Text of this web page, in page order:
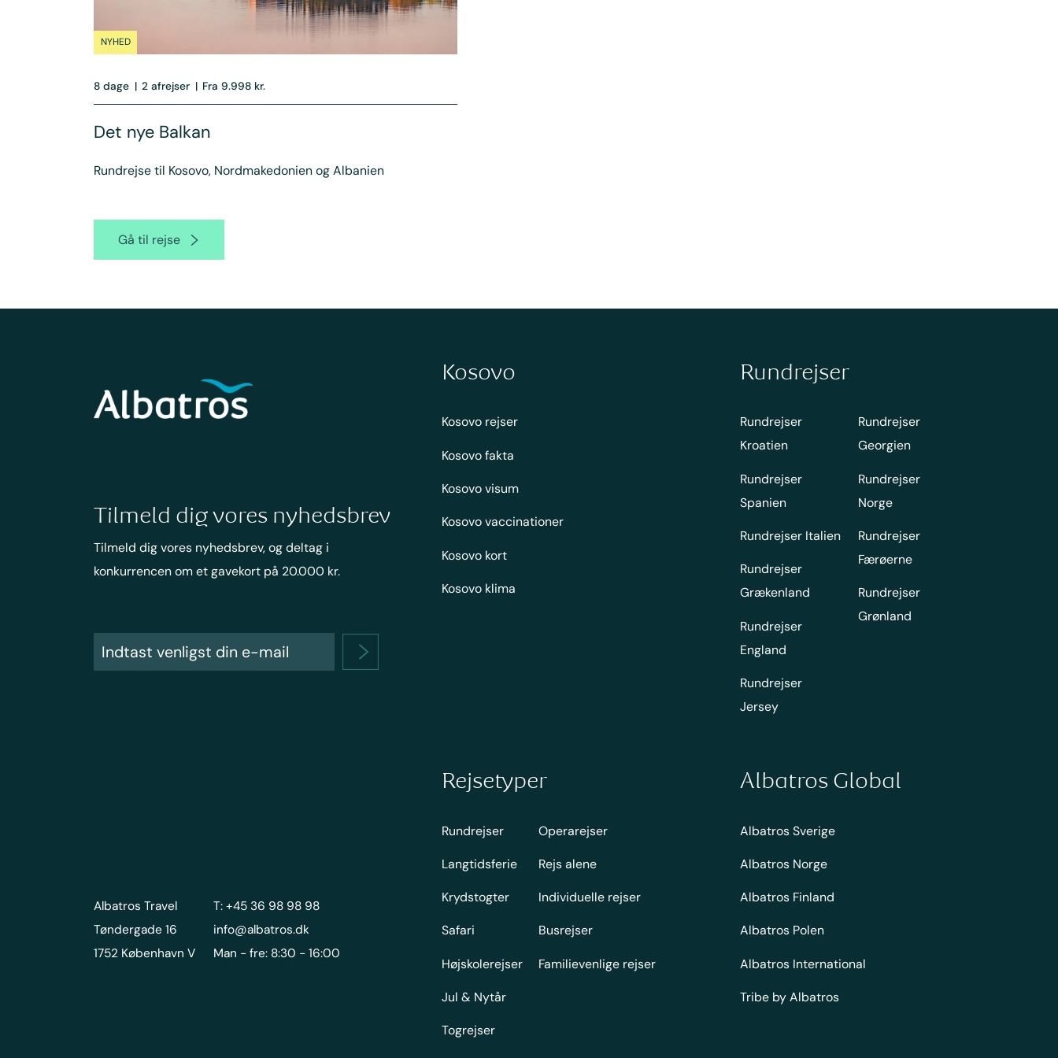
NYHED
8 dage | 2 afrejser | Fra 9.998 kr.
Det nye Balkan
Rundrejse til Kosovo, Nordmakedonien og Albanien
Gå til rejse
Tilmeld dig vores nyhedsbrev
Tilmeld dig vores nyhedsbrev, og deltag i
konkurrencen om et gavekort på 20.000 kr.
Kosovo
Kosovo rejser
Kosovo fakta
Kosovo visum
Kosovo vaccinationer
Kosovo kort
Kosovo klima
Rundrejser
Rundrejser
Kroatien
Rundrejser
Spanien
Rundrejser Italien
Rundrejser
Grækenland
Rundrejser
England
Rundrejser
Jersey
Rundrejser
Georgien
Rundrejser
Norge
Rundrejser
Færøerne
Rundrejser
Grønland
Albatros Travel
Tøndergade 16
1752 København V
T: +45 36 98 98 98
info@albatros.dk
Man - fre: 8:30 - 16:00
Rejsetyper
Rundrejser
Langtidsferie
Krydstogter
Safari
Højskolerejser
Jul & Nytår
Togrejser
Operarejser
Rejs alene
Individuelle rejser
Busrejser
Familievenlige rejser
Albatros Global
Albatros Sverige
Albatros Norge
Albatros Finland
Albatros Polen
Albatros International
Tribe by Albatros